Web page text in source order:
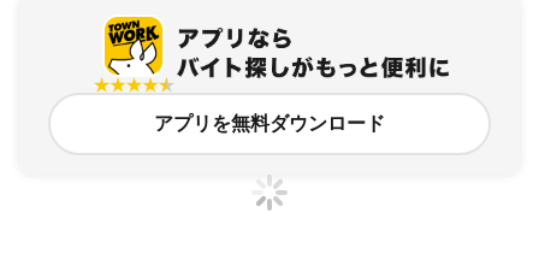
アプリを無料ダウンロード